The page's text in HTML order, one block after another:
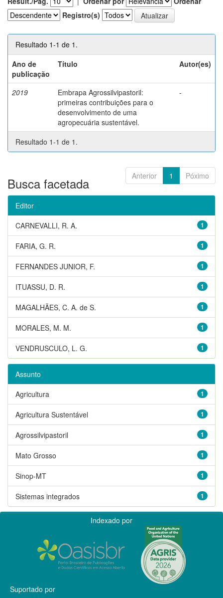
Registro(s)
Resultado 1-1 de 1.
Ano de
publicação
Título Autor(es)
2019
Embrapa Agrossilvipastoril:
primeiras contribuições para o
desenvolvimento de uma
agropecuária sustentável.
-
Resultado 1-1 de 1.
Anterior 1 Póximo
Busca facetada
Editor
1
CARNEVALLI, R. A.
1
FARIA, G. R.
1
FERNANDES JUNIOR, F.
1
ITUASSU, D. R.
1
MAGALHÃES, C. A. de S.
1
MORALES, M. M.
1
VENDRUSCULO, L. G.
Assunto
1
Agricultura
1
Agricultura Sustentável
1
Agrossilvipastoril
1
Mato Grosso
1
Sinop-MT
1
Sistemas integrados
Indexado por
Suportado por